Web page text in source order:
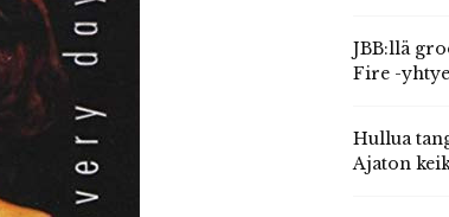
JBB:llä
Fire -
Hullua
Ajaton